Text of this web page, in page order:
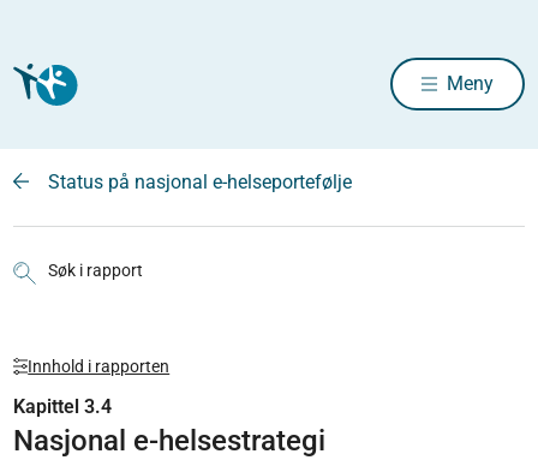
Meny
Status på nasjonal e-helseportefølje
Søk i rapport
Innhold i rapporten
Kapittel 3.4
Nasjonal e-helsestrategi